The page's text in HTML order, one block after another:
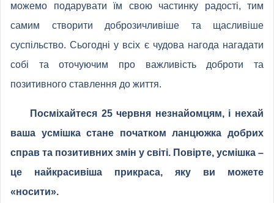
можемо подарувати їм свою частинку радості, тим
самим створити доброзичливіше та щасливіше
суспільство. Сьогодні у всіх є чудова нагода нагадати
собі та оточуючим про важливість доброти та
позитивного ставлення до життя.
Посміхайтеся 25 червня незнайомцям, і нехай
ваша усмішка стане початком ланцюжка добрих
справ та позитивних змін у світі. Повірте, усмішка –
це найкрасивіша прикраса, яку ви можете
«носити».